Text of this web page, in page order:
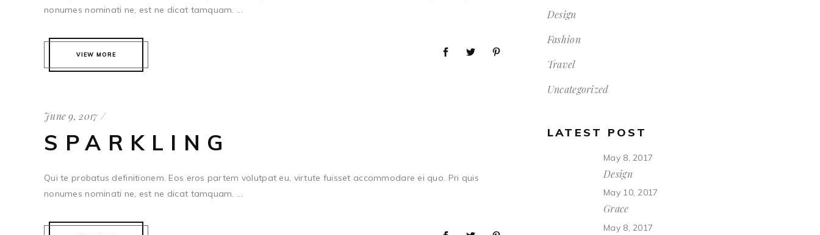
nonumes nominati ne, est ne dicat tamquam. ...
VIEW MORE
June 9, 2017
SPARKLING
Qui te probatus definitionem. Eos eros partem volutpat eu, virtute fuisset accommodare ei quo. Pri quis
nonumes nominati ne, est ne dicat tamquam. ...
Design
Fashion
Travel
Uncategorized
LATEST POST
May 8, 2017
Design
May 10, 2017
Grace
May 8, 2017